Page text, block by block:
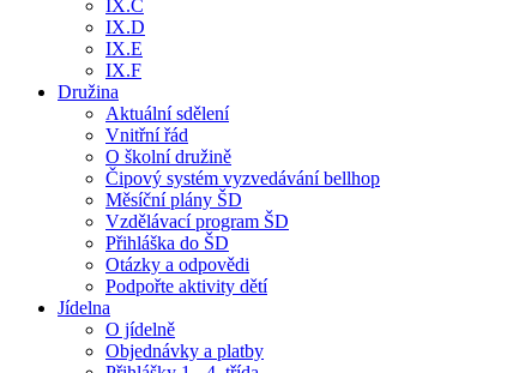
IX.C
IX.D
IX.E
IX.F
Družina
Aktuální sdělení
Vnitřní řád
O školní družině
Čipový systém vyzvedávání bellhop
Měsíční plány ŠD
Vzdělávací program ŠD
Přihláška do ŠD
Otázky a odpovědi
Podpořte aktivity dětí
Jídelna
O jídelně
Objednávky a platby